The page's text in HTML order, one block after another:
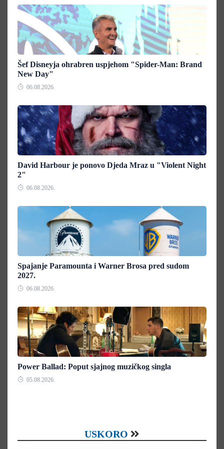
Šef Disneyja ohrabren uspjehom "Spider-Man: Brand
New Day"
06.08.2026.
David Harbour je ponovo Djeda Mraz u "Violent Night
2"
06.08.2026.
Spajanje Paramounta i Warner Brosa pred sudom
2027.
06.08.2026.
Power Ballad: Poput sjajnog muzičkog singla
05.08.2026.
USKORO